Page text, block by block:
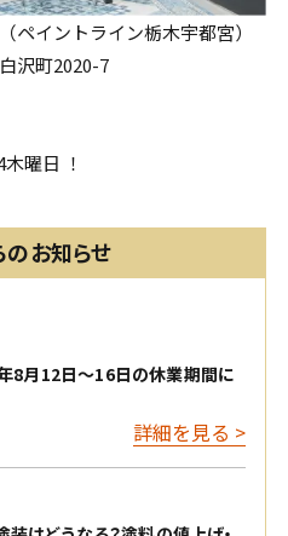
ペイントライン栃木宇都宮）
沢町2020-7
曜日 ！
のお知らせ
8月12日〜16日の休業期間に
詳細を見る >